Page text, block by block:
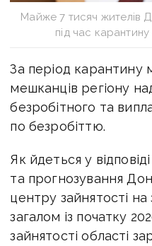
Майже 7 тисяч жителів
під час
За період
мешканців регіону
безробітного та
по безробіттю.
Як йдеться у
та прогнозування
центру зайнятості на
загалом із початку
зайнятості області